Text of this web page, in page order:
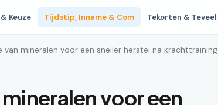
Keuze Tijdstip, Inname & Com Tekorten & Teveel
van mineralen voor een sneller herstel na krachttraining
voor een